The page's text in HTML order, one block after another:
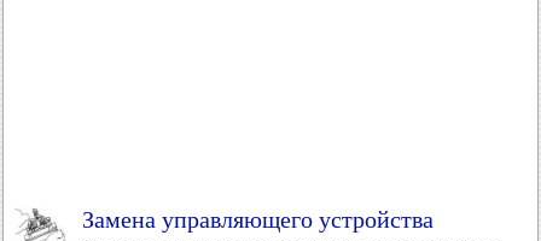
Замена управляющего устройства